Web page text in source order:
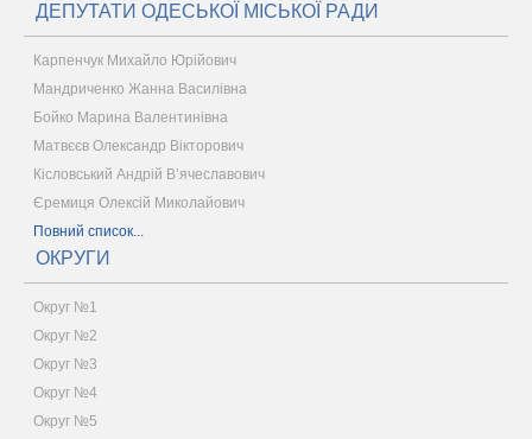
ДЕПУТАТИ ОДЕСЬКОЇ МІСЬКОЇ РАДИ
Карпенчук Михайло Юрійович
Мандриченко Жанна Василівна
Бойко Марина Валентинівна
Матвєєв Олександр Вікторович
Кісловський Андрій В’ячеславович
Єремиця Олексій Миколайович
Повний список...
ОКРУГИ
Округ №1
Округ №2
Округ №3
Округ №4
Округ №5